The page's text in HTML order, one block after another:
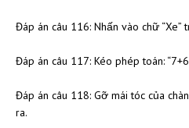
Đáp án câu 116: Nhấn vào chữ “Xe”
Đáp án câu 117: Kéo phép toán:
Đáp án câu 118: Gỡ mái tóc của
ra.